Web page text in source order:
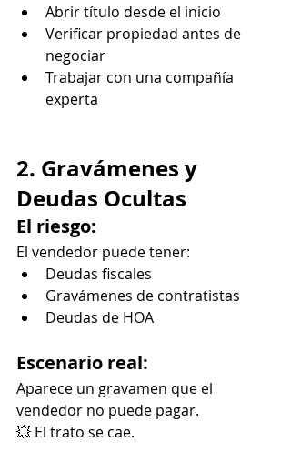
Abrir título desde el inicio
Verificar propiedad antes de
negociar
Trabajar con una compañía
experta
2. Gravámenes y
Deudas Ocultas
El riesgo:
El vendedor puede tener:
Deudas fiscales
Gravámenes de contratistas
Deudas de HOA
Escenario real:
Aparece un gravamen que el
vendedor no puede pagar.
💥 El trato se cae.